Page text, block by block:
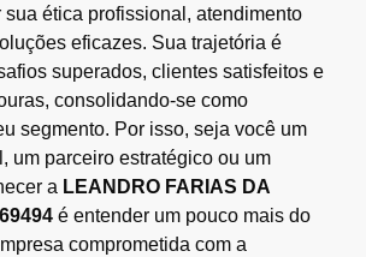
sua ética profissional, atendimento
eficazes. Sua trajetória é
superados, clientes satisfeitos e
consolidando-se como
segmento. Por isso, seja você um
um parceiro estratégico ou um
a LEANDRO FARIAS DA
é entender um pouco mais do
comprometida com a